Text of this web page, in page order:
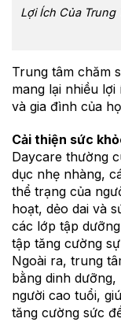
Lợi Ích Của Trung
Trung tâm chăm
mang lại nhiều
và gia đình của
Cải thiện sức
Daycare thường
dục nhẹ nhàng,
thể trạng của
hoạt, dẻo dai và
các lớp tập
tập tăng cường
Ngoài ra, trung
bằng dinh
người cao tuổi,
tăng cường sức